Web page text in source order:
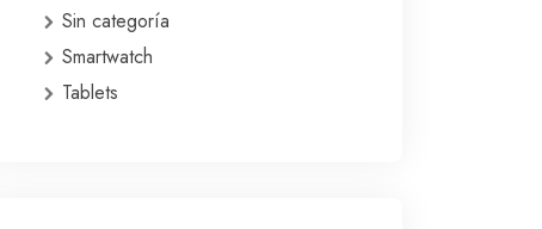
Sin categoría
Smartwatch
Tablets